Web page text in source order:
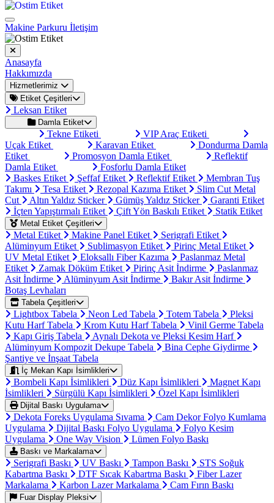
Makine Parkuru İletişim
Anasayfa
Hakkımızda
Hizmetlerimiz
Etiket Çeşitleri
Leksan Etiket
Damla Etiket
Tekne Etiketi
VIP Araç Etiketi
Uçak Etiket
Karavan Etiket
Dondurma Damla
Etiket
Promosyon Damla Etiket
Reflektif
Damla Etiket
Fosforlu Damla Etiket
Baskes Etiket
Şeffaf Etiket Reflektif Etiket
Membran Tuş
Takımı
Tesa Etiket Rezopal Kazıma Etiket
Slim Cut Metal
Cut
Altın Yaldız Sticker Gümüş Yaldız Sticker
Garanti Etiket
İçten Yapıştırmalı Etiket
Çift Yön Baskılı Etiket Statik Etiket
Metal Etiket Çeşitleri
Metal Etiket Makine Panel Etiket
Serigrafi Etiket
Alüminyum Etiket
Sublimasyon Etiket
Pirinç Metal Etiket
UV Metal Etiket
Eloksallı Fiber Kazıma
Paslanmaz Metal
Etiket
Zamak Döküm Etiket Pirinç Asit İndirme
Paslanmaz
Asit İndirme
Alüminyum Asit İndirme
Bakır Asit İndirme
Botaş Levhaları
Tabela Çeşitleri
Lightbox Tabela Neon Led Tabela Totem Tabela
Pleksi
Kutu Harf Tabela
Krom Kutu Harf Tabela
Vinil Germe Tabela
Kapı Giriş Tabela
Aynalı Dekota ve Pleksi Kesim Harf
Alüminyum Kompozit Dekupe Tabela
Bina Cephe Giydirme
Şantiye ve İnşaat Tabela
İç Mekan Kapı İsimlikleri
Bombeli Kapı İsimlikleri Düz Kapı İsimlikleri
Magnet Kapı
İsimlikleri
Sürgülü Kapı İsimlikleri Özel Kapı İsimlikleri
Dijital Baskı Uygulama
Dekota Foreks Uygulama Sıvama
Cam Dekor Folyo Kumlama
Uygulama
Dijital Baskı Folyo Uygulama
Folyo Kesim
Uygulama
One Way Vision Lümen Folyo Baskı
Baskı ve Markalama
Serigrafi Baskı UV Baskı Tampon Baskı
STS Soğuk
Kabartma Baskı
DTF Sıcak Kabartma Baskı
Fiber Lazer
Markalama
Karbon Lazer Markalama Cam Fırın Baskı
Fuar Display Pleksi